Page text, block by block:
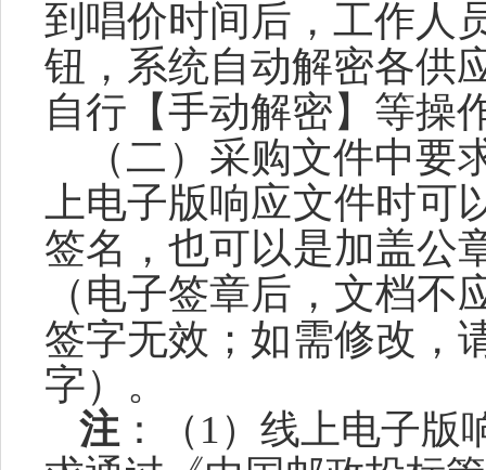
到 唱价时间后， 工作人
钮，系统自动解密各供
自行 【手动解密】等操
（二 ） 采购文件中要
上电子版响应文件时可
签名，也可以是加盖公
（电子签章后，文档
签字无效；如需修改，
字）。
注 ： （ 1）线上电子版